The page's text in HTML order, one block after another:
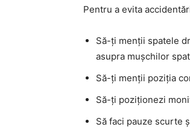
Pentru a evita
Să-ți menții spatele
asupra mușchilor
Să-ți menții poziția
Să-ți poziționezi
Să faci pauze scurte